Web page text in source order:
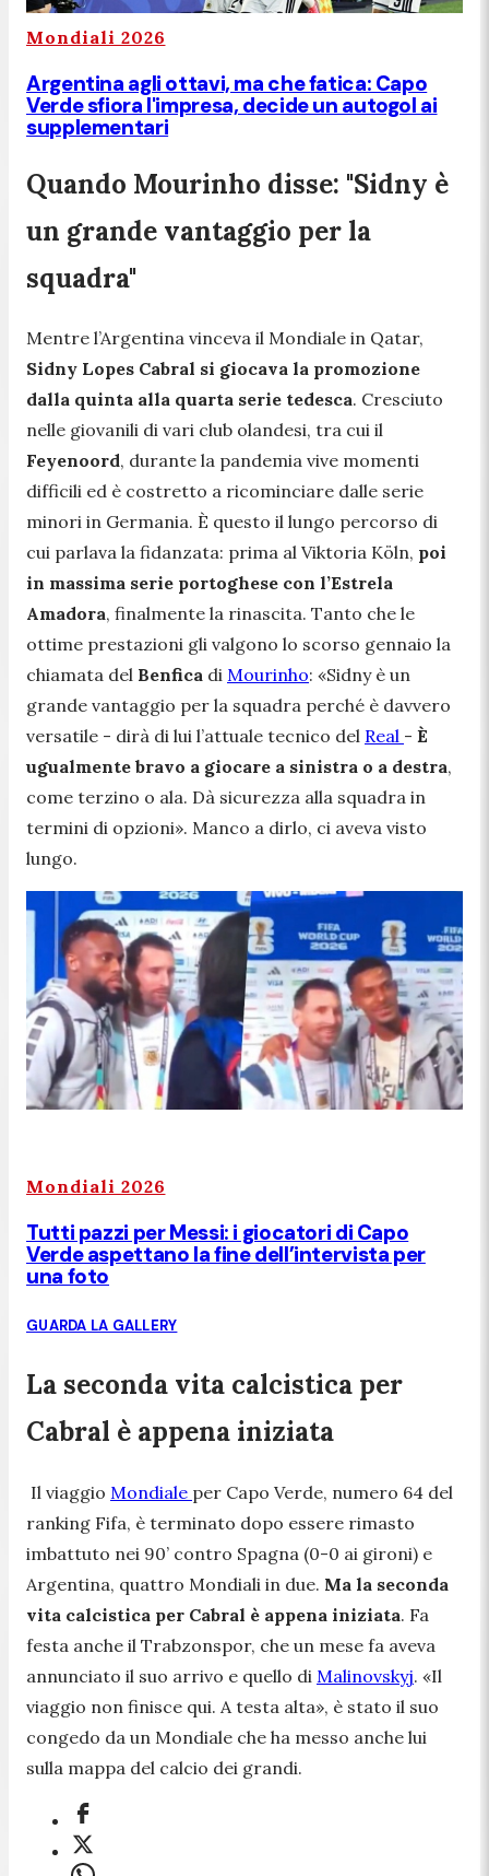
Mondiali 2026
Argentina agli ottavi, ma che fatica: Capo
Verde sfiora l'impresa, decide un autogol ai
supplementari
Quando Mourinho disse: "Sidny è
un grande vantaggio per la
squadra"
Mentre l’Argentina vinceva il Mondiale in Qatar,
Sidny Lopes Cabral si giocava la promozione
dalla quinta alla quarta serie tedesca. Cresciuto
nelle giovanili di vari club olandesi, tra cui il
Feyenoord, durante la pandemia vive momenti
difficili ed è costretto a ricominciare dalle serie
minori in Germania. È questo il lungo percorso di
cui parlava la fidanzata: prima al Viktoria Köln, poi
in massima serie portoghese con l’Estrela
Amadora, finalmente la rinascita. Tanto che le
ottime prestazioni gli valgono lo scorso gennaio la
chiamata del Benfica di Mourinho: «Sidny è un
grande vantaggio per la squadra perché è davvero
versatile - dirà di lui l’attuale tecnico del Real - È
ugualmente bravo a giocare a sinistra o a destra,
come terzino o ala. Dà sicurezza alla squadra in
termini di opzioni». Manco a dirlo, ci aveva visto
lungo.
Mondiali 2026
Tutti pazzi per Messi: i giocatori di Capo
Verde aspettano la fine dell’intervista per
una foto
GUARDA LA GALLERY
La seconda vita calcistica per
Cabral è appena iniziata
Il viaggio Mondiale per Capo Verde, numero 64 del
ranking Fifa, è terminato dopo essere rimasto
imbattuto nei 90’ contro Spagna (0-0 ai gironi) e
Argentina, quattro Mondiali in due. Ma la seconda
vita calcistica per Cabral è appena iniziata. Fa
festa anche il Trabzonspor, che un mese fa aveva
annunciato il suo arrivo e quello di Malinovskyj. «Il
viaggio non finisce qui. A testa alta», è stato il suo
congedo da un Mondiale che ha messo anche lui
sulla mappa del calcio dei grandi.